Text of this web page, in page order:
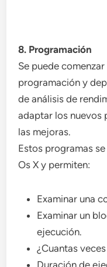
8. Programación
Se puede
programación y
de análisis de
adaptar los nuevos
las mejoras.
Estos programas
Os X y permiten:
Examinar una
Examinar un
ejecución.
¿Cuantas
Duración de